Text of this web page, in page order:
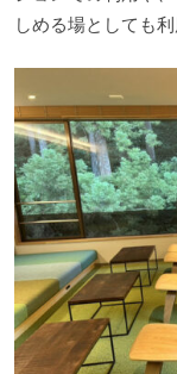
しめる場としても利